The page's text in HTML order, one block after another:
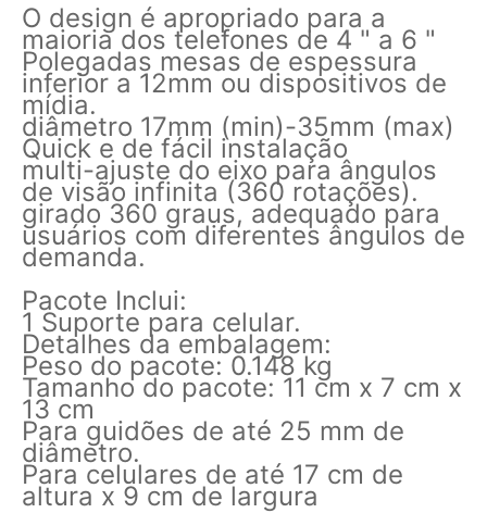
O design é apropriado para a
maioria dos telefones de 4 " a 6 "
Polegadas mesas de espessura
inferior a 12mm ou dispositivos de
mídia.
diâmetro 17mm (min)-35mm (max)
Quick e de fácil instalação
multi-ajuste do eixo para ângulos
de visão infinita (360 rotações).
girado 360 graus, adequado para
usuários com diferentes ângulos de
demanda.
Pacote Inclui:
1 Suporte para celular.
Detalhes da embalagem:
Peso do pacote: 0.148 kg
Tamanho do pacote: 11 cm x 7 cm x
13 cm
Para guidões de até 25 mm de
diâmetro.
Para celulares de até 17 cm de
altura x 9 cm de largura